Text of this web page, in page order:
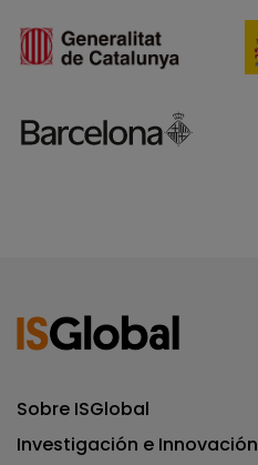
Sobre ISGlobal
Investigación e Innovación